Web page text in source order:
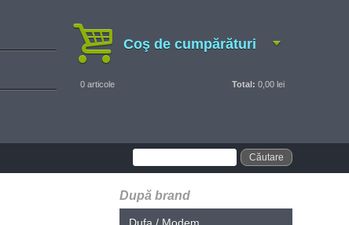
Coş de cumpărături
0 articole Total: 0,00 lei
După brand